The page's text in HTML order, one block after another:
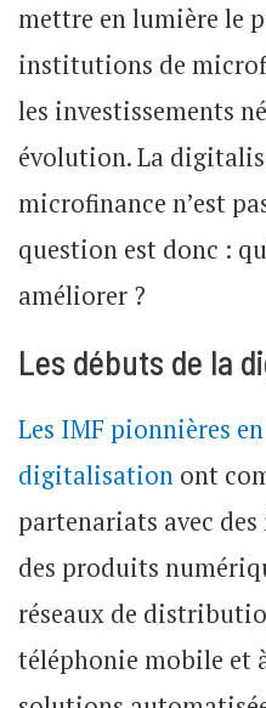
mettre en lumière le
institutions de
les investissements
évolution. La
microfinance n’est
question est donc :
améliorer ?
Les débuts de la
Les IMF pionnières
digitalisation ont
partenariats avec
des produits
réseaux de
téléphonie mobile et